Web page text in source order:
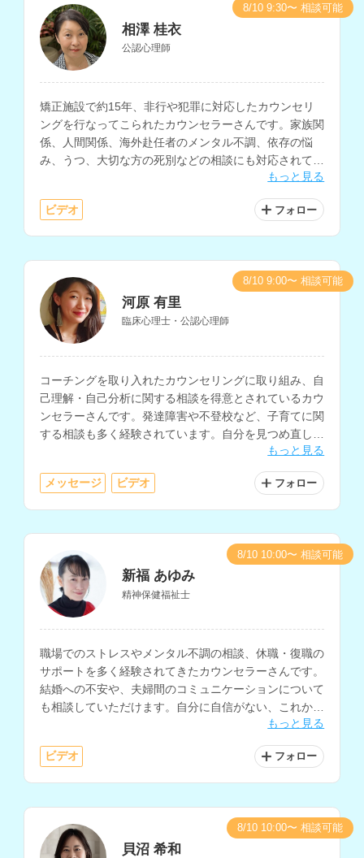
相澤 桂衣
公認心理師
矯正施設で約15年、非行や犯罪に対応したカウンセリ
ングを行なってこられたカウンセラーさんです。家族関
係、人間関係、海外赴任者のメンタル不調、依存の悩
み、うつ、大切な方の死別などの相談にも対応されてい
もっと見る
ビデオ フォロー
8/10 9:30〜 相談可能
河原 有里
臨床心理士・公認心理師
コーチングを取り入れたカウンセリングに取り組み、自
己理解・自己分析に関する相談を得意とされているカウ
ンセラーさんです。発達障害や不登校など、子育てに関
する相談も多く経験されています。自分を見つめ直した
い、前向きに生きたいと考えている方にもおすすめで
もっと見る
メッセージ ビデオ フォロー
8/10 9:00〜 相談可能
新福 あゆみ
精神保健福祉士
職場でのストレスやメンタル不調の相談、休職・復職の
サポートを多く経験されてきたカウンセラーさんです。
結婚への不安や、夫婦間のコミュニケーションについて
も相談していただけます。自分に自信がない、これから
どうしたら良いのかわからないと悩まれている方にもお
もっと見る
ビデオ フォロー
8/10 10:00〜 相談可能
貝沼 希和
8/10 10:00〜 相談可能